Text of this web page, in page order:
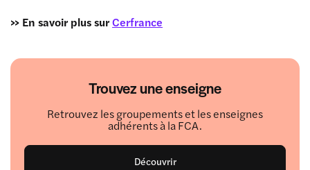
Trouvez une enseigne
Retrouvez les groupements et les enseignes
adhérents à la FCA.
Découvrir
>> En savoir plus surCerfrance